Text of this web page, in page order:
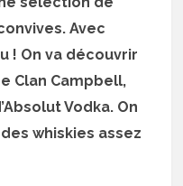
Avec
! On va découvrir
Clan Campbell,
Vodka. On
whiskies assez